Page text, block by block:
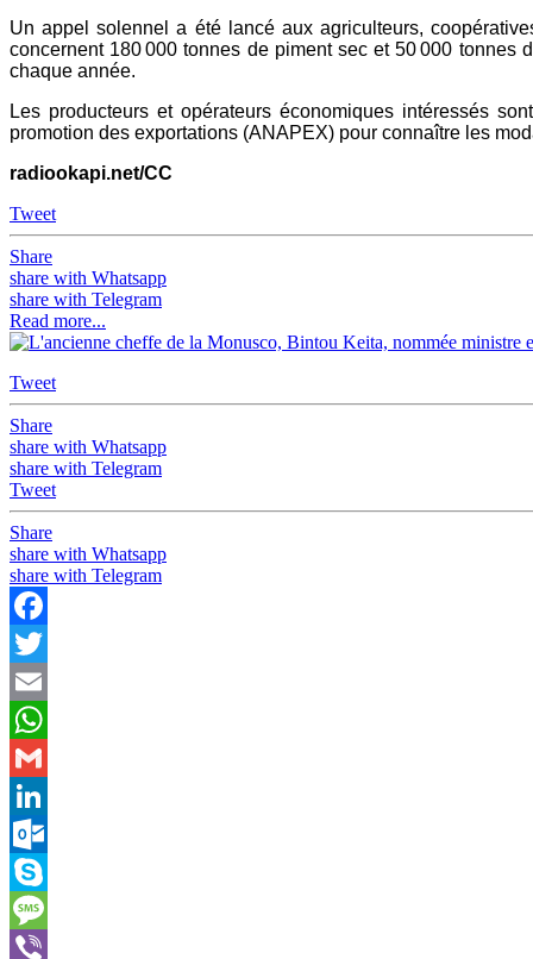
Un appel solennel a été lancé aux agriculteurs,
concernent 180 000 tonnes de piment sec et 50 000
chaque année.
Les producteurs et opérateurs économiques intéressés
promotion des exportations (ANAPEX) pour connaître les
radiookapi.net/CC
Tweet
Share
share with Whatsapp
share with Telegram
Read more...
Tweet
Share
share with Whatsapp
share with Telegram
Tweet
Share
share with Whatsapp
share with Telegram
Facebook
Twitter
Email
WhatsApp
Gmail
LinkedIn
Outlook.com
Skype
Message